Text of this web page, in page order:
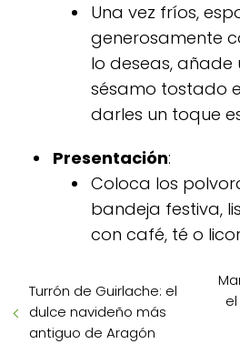
Una vez fríos,
generosamente
lo deseas, añade
sésamo tostado
darles un toque
Presentación:
Coloca los
bandeja festiva,
con café, té o
Turrón de Guirlache: el
dulce navideño más
antiguo de Aragón